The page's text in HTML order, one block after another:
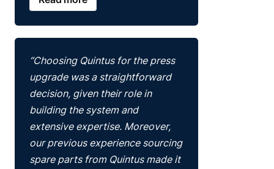
“Choosing Quintus for the press
upgrade was a straightforward
decision, given their role in
building the system and
extensive expertise. Moreover,
our previous experience sourcing
spare parts from Quintus made it